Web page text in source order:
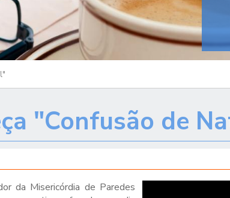
"Confusão de
da Misericórdia de Paredes